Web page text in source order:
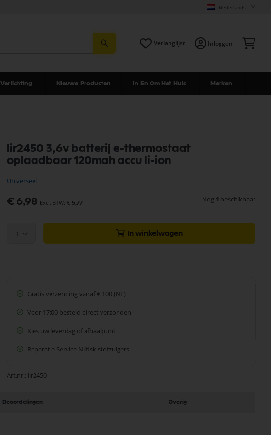
Nederlands
Verlanglijst Inloggen
Verlichting Nieuwe Producten In En Om Het Huis Merken
lir2450 3,6v batterij e-thermostaat
oplaadbaar 120mah accu li-ion
Universeel
€ 6,98 € 5,77 Nog 1 beschikbaar
1 In winkelwagen
Gratis verzending vanaf € 100 (NL)
Voor 17:00 besteld direct verzonden
Kies uw leverdag of afhaalpunt
Reparatie Service Nilfisk stofzuigers
Art.nr. lir2450
Beoordelingen Overig